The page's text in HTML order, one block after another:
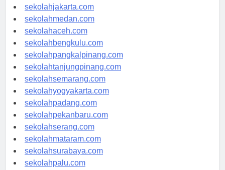
sekolahjakarta.com
sekolahmedan.com
sekolahaceh.com
sekolahbengkulu.com
sekolahpangkalpinang.com
sekolahtanjungpinang.com
sekolahsemarang.com
sekolahyogyakarta.com
sekolahpadang.com
sekolahpekanbaru.com
sekolahserang.com
sekolahmataram.com
sekolahsurabaya.com
sekolahpalu.com